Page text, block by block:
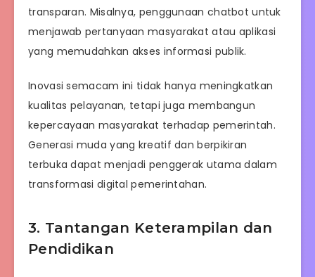
transparan. Misalnya, penggunaan chatbot untuk
menjawab pertanyaan masyarakat atau aplikasi
yang memudahkan akses informasi publik.
Inovasi semacam ini tidak hanya meningkatkan
kualitas pelayanan, tetapi juga membangun
kepercayaan masyarakat terhadap pemerintah.
Generasi muda yang kreatif dan berpikiran
terbuka dapat menjadi penggerak utama dalam
transformasi digital pemerintahan.
3. Tantangan Keterampilan dan
Pendidikan